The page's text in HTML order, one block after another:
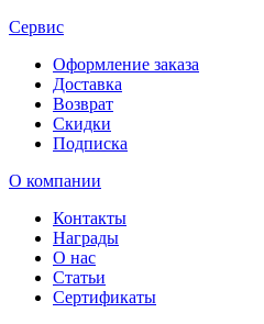
Сервис
Оформление заказа
Доставка
Возврат
Скидки
Подписка
О компании
Контакты
Награды
О нас
Статьи
Сертификаты